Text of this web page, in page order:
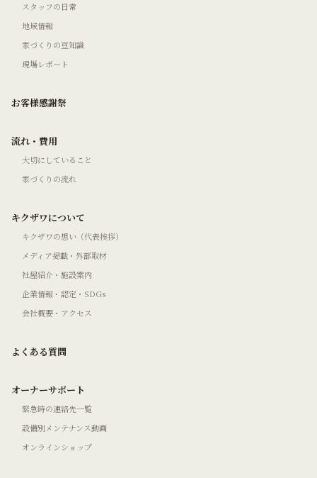
スタッフの日常
地域情報
家づくりの豆知識
現場レポート
お客様感謝祭
流れ・費用
大切にしていること
家づくりの流れ
キクザワについて
キクザワの想い（代表挨拶）
メディア掲載・外部取材
社屋紹介・施設案内
企業情報・認定・SDGs
会社概要・アクセス
よくある質問
オーナーサポート
緊急時の連絡先一覧
設備別メンテナンス動画
オンラインショップ